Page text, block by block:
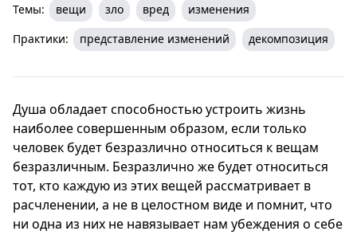
Темы: вещи зло вред
изменения
Практики:
представление изменений декомпозиция
Душа обладает способностью устроить жизнь
наиболее совершенным образом, если только
человек будет безразлично относиться к вещам
безразличным. Безразлично же будет относиться
тот, кто каждую из этих вещей рассматривает в
расчленении, а не в целостном виде и помнит, что
ни одна из них не навязывает нам убеждения о себе